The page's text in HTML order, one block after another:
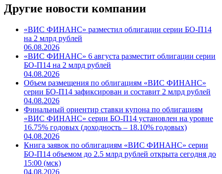
Другие новости компании
«ВИС ФИНАНС» разместил облигации серии БО-П14
на 2 млрд рублей
06.08.2026
«ВИС ФИНАНС» 6 августа разместит облигации серии
БО-П14 на 2 млрд рублей
04.08.2026
Объем размещения по облигациям «ВИС ФИНАНС»
серии БО-П14 зафиксирован и составит 2 млрд рублей
04.08.2026
Финальный ориентир ставки купона по облигациям
«ВИС ФИНАНС» серии БО-П14 установлен на уровне
16.75% годовых (доходность – 18.10% годовых)
04.08.2026